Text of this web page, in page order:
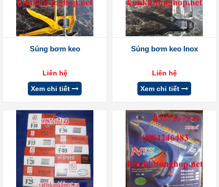
Súng bơm keo
Liên hệ
Xem chi tiết
Súng bơm keo Inox
Liên hệ
Xem chi tiết